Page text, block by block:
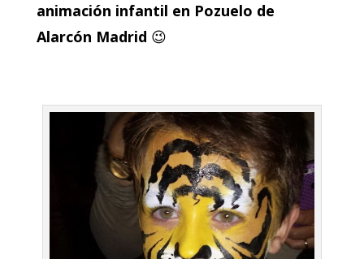
animación infantil en Pozuelo de
Alarcón Madrid 😉